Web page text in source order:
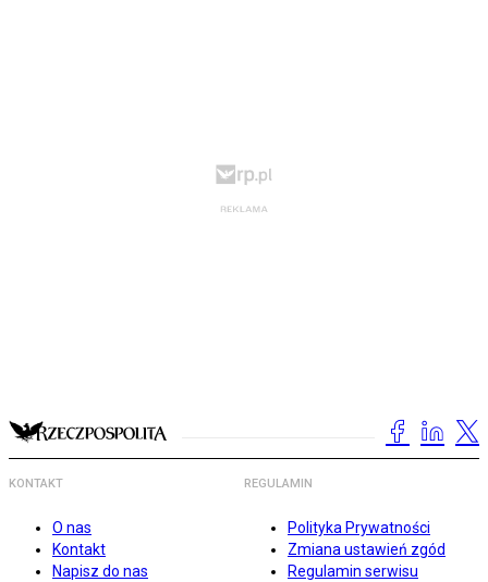
KONTAKT
O nas
Kontakt
Napisz do nas
REGULAMIN
Polityka Prywatności
Zmiana ustawień zgód
Regulamin serwisu